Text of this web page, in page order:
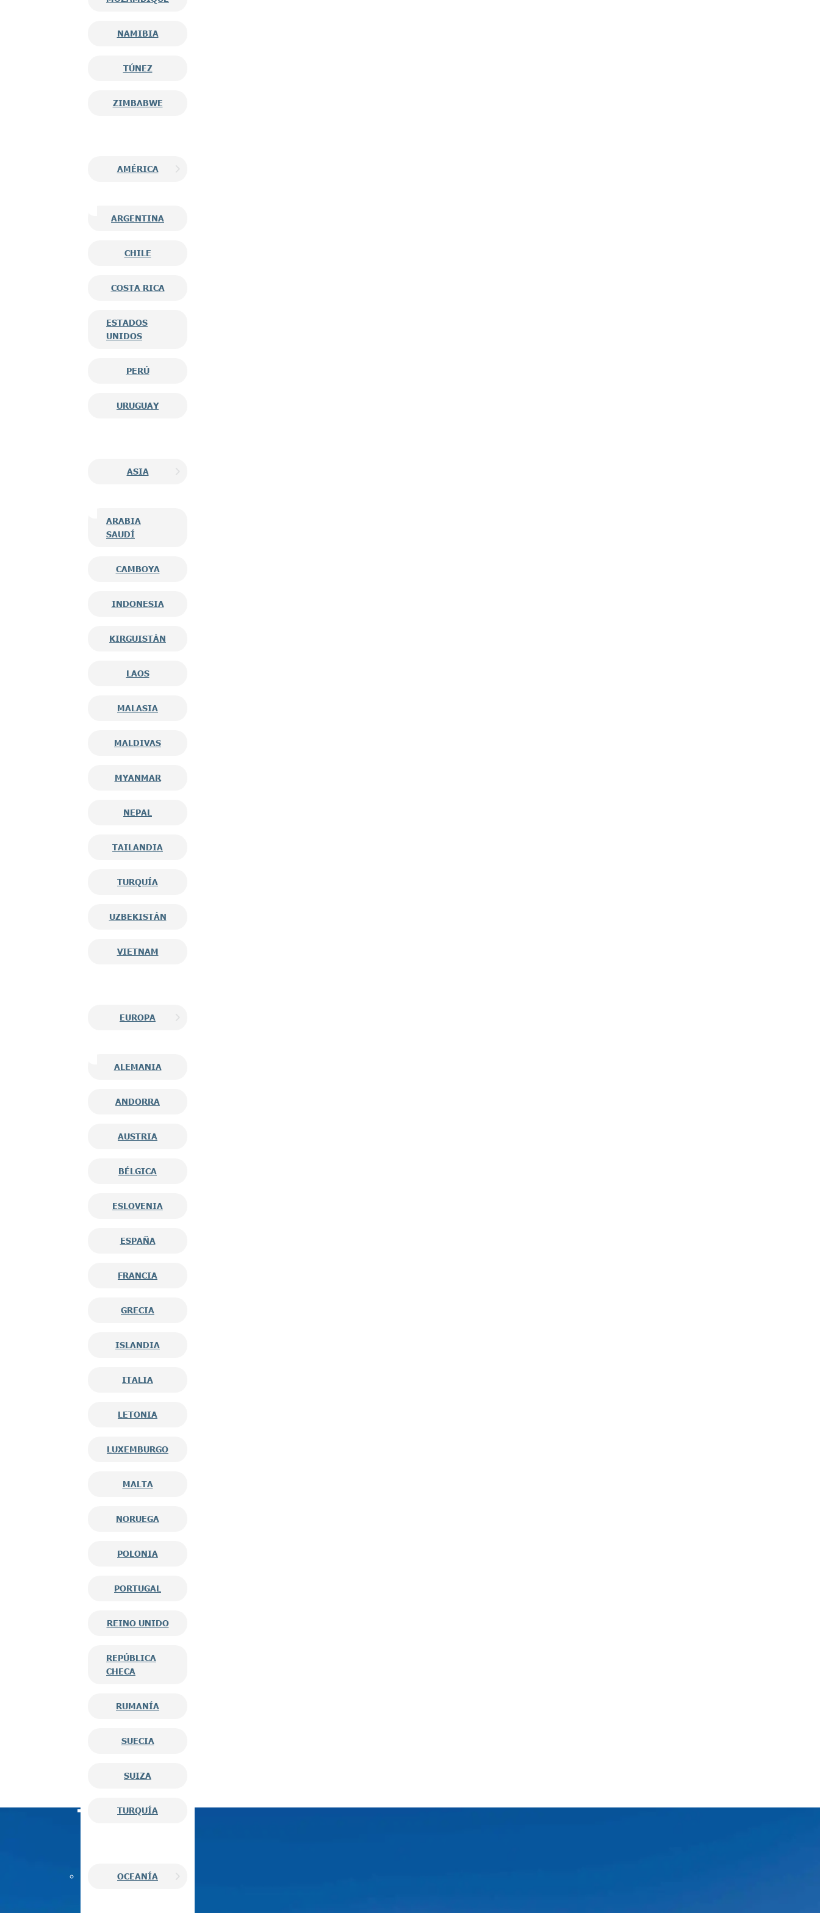
NAMIBIA
TÚNEZ
ZIMBABWE
AMÉRICA
ARGENTINA
CHILE
COSTA RICA
ESTADOS
UNIDOS
PERÚ
URUGUAY
ASIA
ARABIA
SAUDÍ
CAMBOYA
INDONESIA
KIRGUISTÁN
LAOS
MALASIA
MALDIVAS
MYANMAR
NEPAL
TAILANDIA
TURQUÍA
UZBEKISTÁN
VIETNAM
EUROPA
ALEMANIA
ANDORRA
AUSTRIA
BÉLGICA
ESLOVENIA
ESPAÑA
FRANCIA
GRECIA
ISLANDIA
ITALIA
LETONIA
LUXEMBURGO
MALTA
NORUEGA
POLONIA
PORTUGAL
REINO UNIDO
REPÚBLICA
CHECA
RUMANÍA
SUECIA
SUIZA
TURQUÍA
OCEANÍA